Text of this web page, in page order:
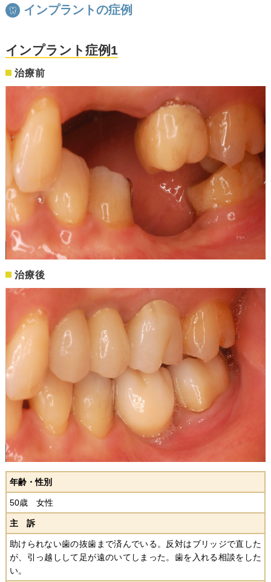
インプラントの症例
インプラント症例1
治療前
治療後
年齢・性別
50歳 女性
主 訴
助けられない歯の抜歯まで済んでいる。反対はブリッジで直した
が、引っ越しして足が遠のいてしまった。歯を入れる相談をした
い。